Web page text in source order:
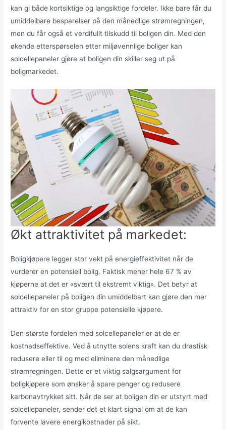
kan gi både kortsiktige og langsiktige fordeler. Ikke bare får du
umiddelbare besparelser på den månedlige strømregningen,
men du får også et verdifullt tilskudd til boligen din. Med den
økende etterspørselen etter miljøvennlige boliger kan
solcellepaneler gjøre at boligen din skiller seg ut på
boligmarkedet.
Økt attraktivitet på markedet:
Boligkjøpere legger stor vekt på energieffektivitet når de
vurderer en potensiell bolig. Faktisk mener hele 67 % av
kjøperne at det er «svært til ekstremt viktig». Det betyr at
solcellepaneler på boligen din umiddelbart kan gjøre den mer
attraktiv for en stor gruppe potensielle kjøpere.
Den største fordelen med solcellepaneler er at de er
kostnadseffektive. Ved å utnytte solens kraft kan du drastisk
redusere eller til og med eliminere den månedlige
strømregningen. Dette er et viktig salgsargument for
boligkjøpere som ønsker å spare penger og redusere
karbonavtrykket sitt. Når de ser at boligen din er utstyrt med
solcellepaneler, sender det et klart signal om at de kan
forvente lavere energikostnader på sikt.